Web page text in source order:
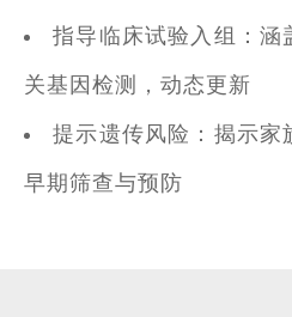
指导临床试验入组：涵
关基因检测，动态更新
提示遗传风险：揭示家
早期筛查与预防